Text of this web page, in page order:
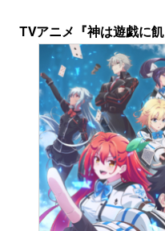
TVアニメ『神は遊戯に